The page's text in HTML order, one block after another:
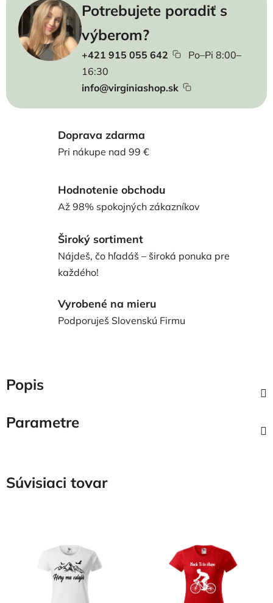
Potrebujete poradiť s
výberom?
+421 915 055 642
Po–Pi 8:00–
16:30
info@virginiashop.sk
Doprava zdarma
Pri nákupe nad 99 €
Hodnotenie obchodu
Až 98% spokojných zákazníkov
Široký sortiment
Nájdeš, čo hľadáš – široká ponuka pre
každého!
Vyrobené na mieru
Podporuješ Slovenskú Firmu
Popis
Parametre
Súvisiaci tovar